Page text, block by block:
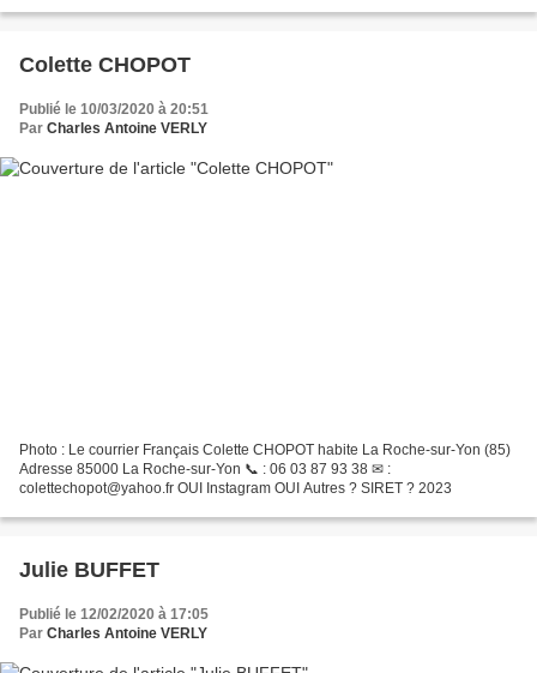
Colette CHOPOT
Publié le 10/03/2020 à 20:51
Par Charles Antoine VERLY
Photo : Le courrier Français Colette CHOPOT habite La Roche-sur-Yon (85)
Adresse 85000 La Roche-sur-Yon 📞 : 06 03 87 93 38 ✉ :
colettechopot@yahoo.fr OUI Instagram OUI Autres ? SIRET ? 2023
Julie BUFFET
Publié le 12/02/2020 à 17:05
Par Charles Antoine VERLY